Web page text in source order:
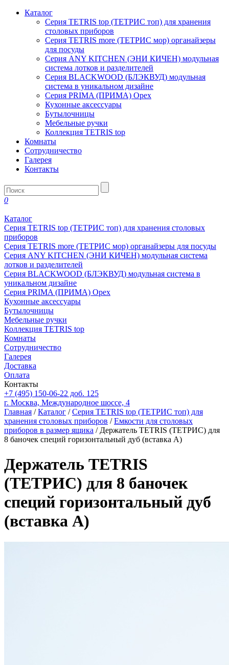
Каталог
Серия TETRIS top (ТЕТРИС топ) для хранения
столовых приборов
Серия TETRIS more (ТЕТРИС мор) органайзеры
для посуды
Серия ANY KITCHEN (ЭНИ КИЧЕН) модульная
система лотков и разделителей
Серия BLACKWOOD (БЛЭКВУД) модульная
система в уникальном дизайне
Серия PRIMA (ПРИМА) Орех
Кухонные аксессуары
Бутылочницы
Мебельные ручки
Коллекция TETRIS top
Комнаты
Сотрудничество
Галерея
Контакты
0
Каталог
Серия TETRIS top (ТЕТРИС топ) для хранения столовых
приборов
Серия TETRIS more (ТЕТРИС мор) органайзеры для посуды
Серия ANY KITCHEN (ЭНИ КИЧЕН) модульная система
лотков и разделителей
Серия BLACKWOOD (БЛЭКВУД) модульная система в
уникальном дизайне
Серия PRIMA (ПРИМА) Орех
Кухонные аксессуары
Бутылочницы
Мебельные ручки
Коллекция TETRIS top
Комнаты
Сотрудничество
Галерея
Доставка
Оплата
Контакты
+7 (495) 150-06-22 доб. 125
г. Москва, Международное шоссе, 4
Главная /Каталог /Серия TETRIS top (ТЕТРИС топ) для
хранения столовых приборов /Емкости для столовых
приборов в размер ящика / Держатель TETRIS (ТЕТРИС) для
8 баночек специй горизонтальный дуб (вставка А)
Держатель TETRIS
(ТЕТРИС) для 8 баночек
специй горизонтальный дуб
(вставка А)